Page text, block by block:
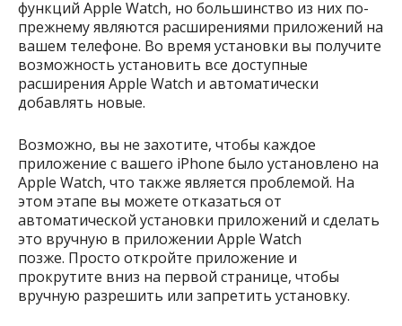
функций Apple Watch, но большинство из них по-
прежнему являются расширениями приложений на
вашем телефоне. Во время установки вы получите
возможность установить все доступные
расширения Apple Watch и автоматически
добавлять новые.
Возможно, вы не захотите, чтобы каждое
приложение с вашего iPhone было установлено на
Apple Watch, что также является проблемой. На
этом этапе вы можете отказаться от
автоматической установки приложений и сделать
это вручную в приложении Apple Watch
позже. Просто откройте приложение и
прокрутите вниз на первой странице, чтобы
вручную разрешить или запретить установку.